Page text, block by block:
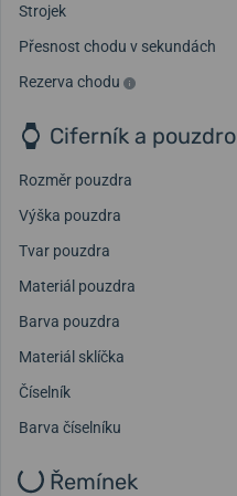
Strojek
Přesnost chodu v sekundách
Rezerva chodu
Ciferník a pouzdro
Rozměr pouzdra
Výška pouzdra
Tvar pouzdra
Materiál pouzdra
Barva pouzdra
Materiál sklíčka
Číselník
Barva číselníku
Řemínek